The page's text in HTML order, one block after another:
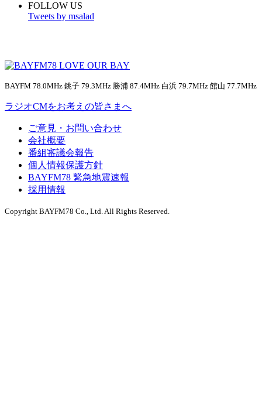
FOLLOW US
Tweets by msalad
BAYFM 78.0MHz 銚子 79.3MHz 勝浦 87.4MHz 白浜 79.7MHz 館山 77.7MHz
ラジオCMをお考えの皆さまへ
ご意見・お問い合わせ
会社概要
番組審議会報告
個人情報保護方針
BAYFM78 緊急地震速報
採用情報
Copyright BAYFM78 Co., Ltd. All Rights Reserved.